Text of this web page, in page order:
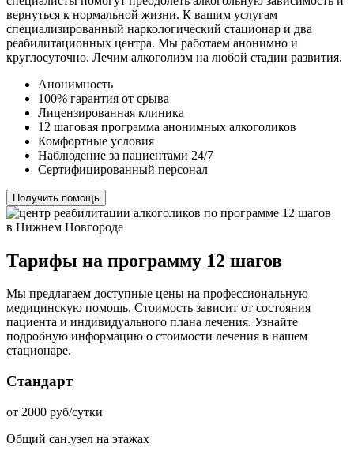
вернуться к нормальной жизни. К вашим услугам
специализированный наркологический стационар и два
реабилитационных центра. Мы работаем анонимно и
круглосуточно. Лечим алкоголизм на любой стадии развития.
Анонимность
100% гарантия от срыва
Лицензированная клиника
12 шаговая программа анонимных алкоголиков
Комфортные условия
Наблюдение за пациентами 24/7
Сертифицированный персонал
Получить помощь
Тарифы на программу 12 шагов
Мы предлагаем доступные цены на профессиональную
медицинскую помощь. Стоимость зависит от состояния
пациента и индивидуального плана лечения. Узнайте
подробную информацию о стоимости лечения в нашем
стационаре.
Стандарт
от 2000 руб/сутки
Общий сан.узел на этажах